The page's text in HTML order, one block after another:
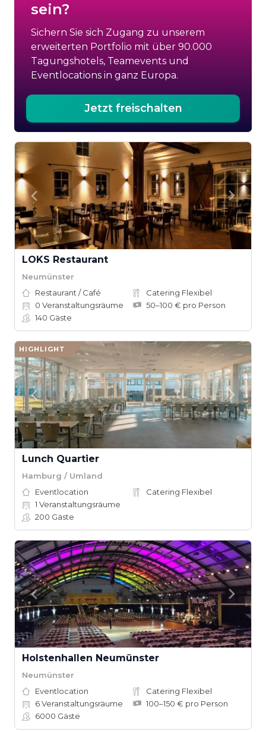
sein?
Sichern Sie sich Zugang zu unserem
erweiterten Portfolio mit über 90.000
Tagungshotels, Teamevents und
Eventlocations in ganz Europa.
Jetzt freischalten
LOKS Restaurant
Neumünster
Restaurant / Café
Catering Flexibel
0 Veranstaltungsräume
50–100 € pro Person
140 Gäste
HIGHLIGHT
Lunch Quartier
Hamburg / Umland
Eventlocation
Catering Flexibel
1 Veranstaltungsräume
200 Gäste
Holstenhallen Neumünster
Neumünster
Eventlocation
Catering Flexibel
6Veranstaltungsräume
100–150 € pro Person
6000 Gäste